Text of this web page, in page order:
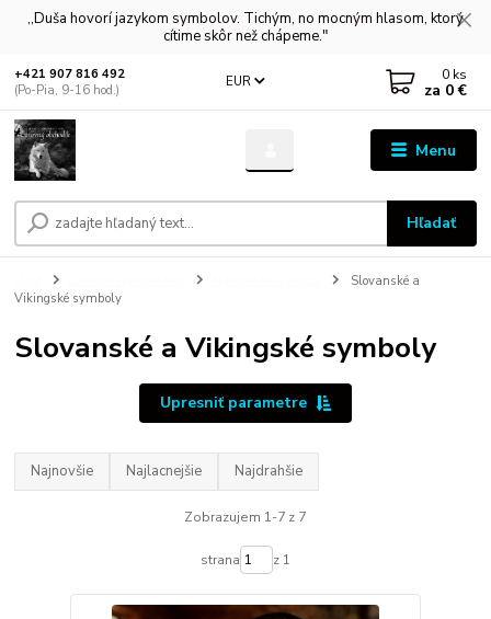
,,Duša hovorí jazykom symbolov. Tichým, no mocným hlasom, ktorý
cítime skôr než chápeme."
Menu
EUR
Hľadať
+421 907 816 492
(Po-Pia, 9-16 hod.)
0 ks
za 0 €
Slovanské a
Vikingské symboly
Slovanské a Vikingské symboly
Upresniť parametre
Najnovšie Najlacnejšie Najdrahšie
Zobrazujem 1-7 z 7
strana z 1